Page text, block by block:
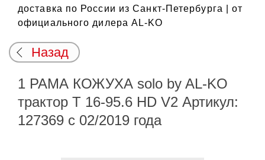
доставка по России из Санкт-Петербурга | от
официального дилера AL-KO
Назад
1 РАМА КОЖУХА solo by AL-KO
трактор T 16-95.6 HD V2 Артикул:
127369 с 02/2019 года